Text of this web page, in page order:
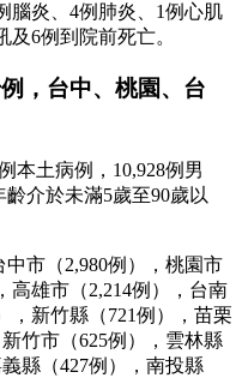
腦炎、4例肺炎、1例心肌
6例到院前死亡。
，台中、桃園、台
本土病例，10,928例男
介於未滿5歲至90歲以
市（2,980例），桃園市
高雄市（2,214例），台南
，新竹縣（721例），苗栗
竹市（625例），雲林縣
縣（427例），南投縣